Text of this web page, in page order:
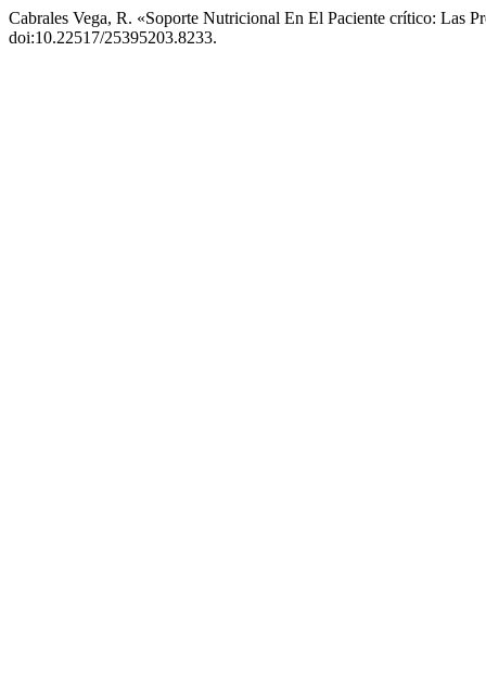
Cabrales Vega, R. «Soporte Nutricional En El Paciente crítico: Las
doi:10.22517/25395203.8233.